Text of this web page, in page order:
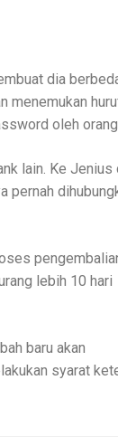
dia
menemukan
oleh
lain. Ke Jenius
pernah
lebih 10 hari
baru akan
syarat